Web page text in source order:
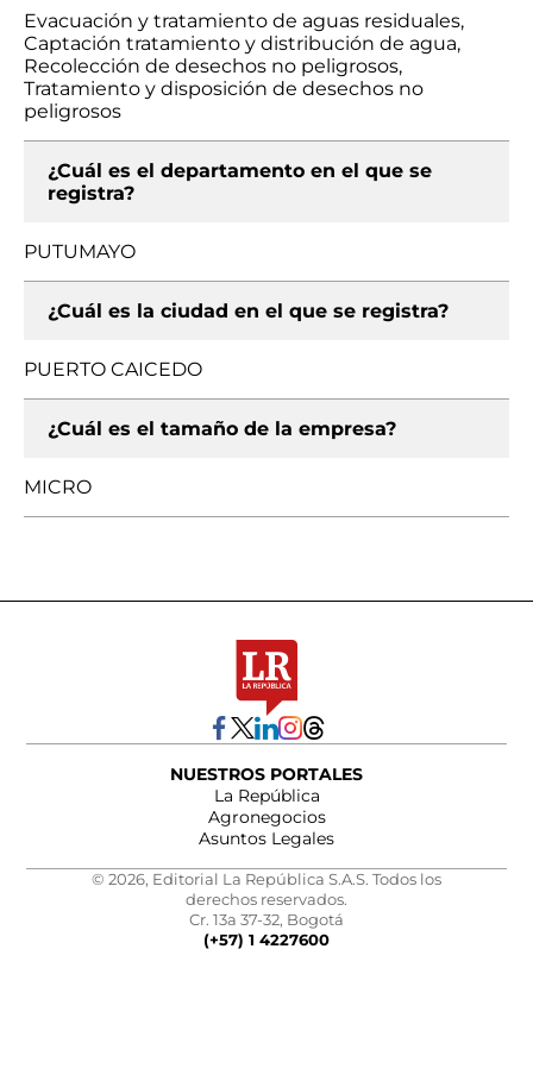
Evacuación y tratamiento de aguas residuales,
Captación tratamiento y distribución de agua,
Recolección de desechos no peligrosos,
Tratamiento y disposición de desechos no
peligrosos
¿Cuál es el departamento en el que se
registra?
PUTUMAYO
¿Cuál es la ciudad en el que se registra?
PUERTO CAICEDO
¿Cuál es el tamaño de la empresa?
MICRO
NUESTROS PORTALES
La República
Agronegocios
Asuntos Legales
© 2026, Editorial La República S.A.S. Todos los
derechos reservados.
Cr. 13a 37-32, Bogotá
(+57) 1 4227600